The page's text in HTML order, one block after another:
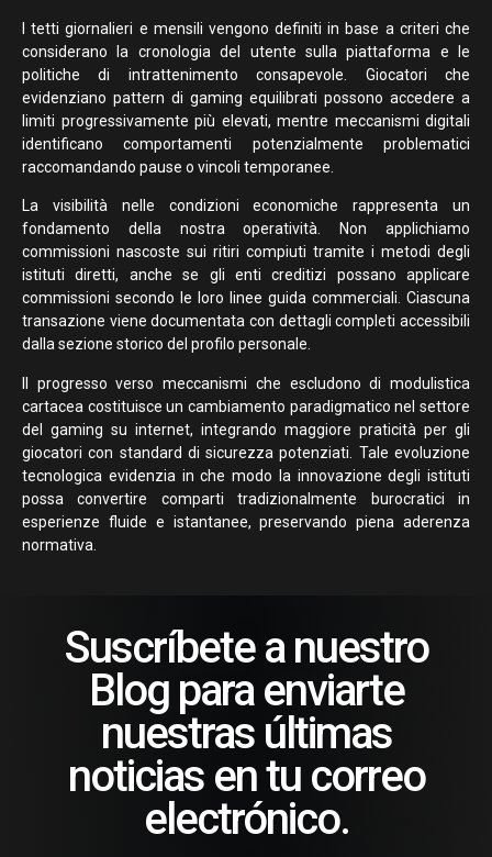
I tetti giornalieri e mensili vengono definiti in base a criteri che
considerano la cronologia del utente sulla piattaforma e le
politiche di intrattenimento consapevole. Giocatori che
evidenziano pattern di gaming equilibrati possono accedere a
limiti progressivamente più elevati, mentre meccanismi digitali
identificano comportamenti potenzialmente problematici
raccomandando pause o vincoli temporanee.
La visibilità nelle condizioni economiche rappresenta un
fondamento della nostra operatività. Non applichiamo
commissioni nascoste sui ritiri compiuti tramite i metodi degli
istituti diretti, anche se gli enti creditizi possano applicare
commissioni secondo le loro linee guida commerciali. Ciascuna
transazione viene documentata con dettagli completi accessibili
dalla sezione storico del profilo personale.
Il progresso verso meccanismi che escludono di modulistica
cartacea costituisce un cambiamento paradigmatico nel settore
del gaming su internet, integrando maggiore praticità per gli
giocatori con standard di sicurezza potenziati. Tale evoluzione
tecnologica evidenzia in che modo la innovazione degli istituti
possa convertire comparti tradizionalmente burocratici in
esperienze fluide e istantanee, preservando piena aderenza
normativa.
Suscríbete a nuestro
Blog para enviarte
nuestras últimas
noticias en tu correo
electrónico.